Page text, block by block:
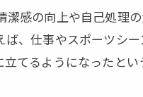
口コミ活
伊勢市で
口コミ評価
感の向上や自己処理
、仕事やスポーツシ
てるようになったとい